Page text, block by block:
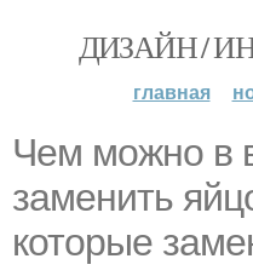
ДИЗАЙН /
главная
Чем можно в
заменить
которые